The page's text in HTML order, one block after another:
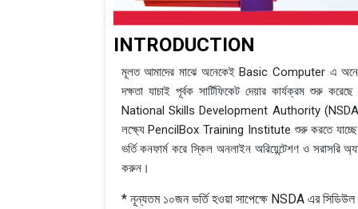
INTRODUCTION
মূলত আমাদের মাঝে অনেকেই Basic Computer এ অনেক
দক্ষতা যাচাই পূর্বক সার্টিফিকেট দেয়ার কার্যক্রম শুরু
National Skills Development Authority (NSDA).
লক্ষ্যে PencilBox Training Institute শুরু করতে
ভর্তি কনফার্ম করে স্কিল অনলাইন অরিয়েন্টেশণ ও সরাসরি
করুন।
* নূন্যতম ১০জন ভর্তি হওয়া সাপেক্ষে NSDA এর সিডিউল